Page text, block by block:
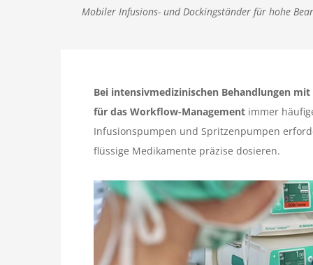
Mobiler Infusions- und Dockingständer für hohe
Bei intensivmedizinischen Behandlungen
für das Workflow-Managementimmer
Infusionspumpen und Spritzenpumpen
flüssige Medikamente präzise dosieren.